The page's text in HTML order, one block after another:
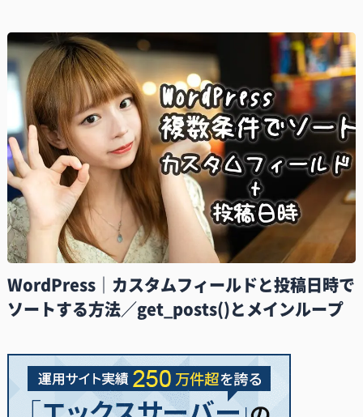
WordPress｜カスタムフィールドと投稿日時で
ソートする方法／get_posts()とメインループ